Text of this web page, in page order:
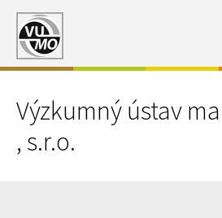
Výzkumný ústav
, s.r.o.